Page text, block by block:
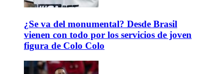
¿Se va del monumental? Desde Brasil
vienen con todo por los servicios de joven
figura de Colo Colo